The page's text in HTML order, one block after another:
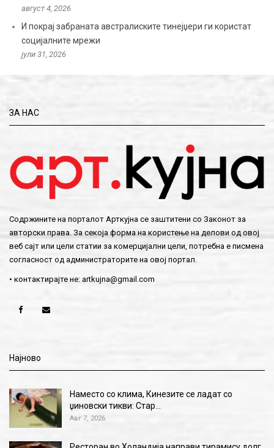
август 4, 2026
И покрај забраната австралиските тинејџери ги користат
социјалните мрежи
јули 31, 2026
ЗА НАС
Содржините на порталот Арткујна се заштитени со Законот за
авторски права. За секоја форма на користење на делови од овој
веб сајт или цели статии за комерцијални цели, потребна е писмена
согласност од администраторите на овој портал.
• контактирајте не: artkujna@gmail.com
Најново
Наместо со клима, Кинезите се ладат со
џиновски тикви: Стар…
Авг 7, 2026